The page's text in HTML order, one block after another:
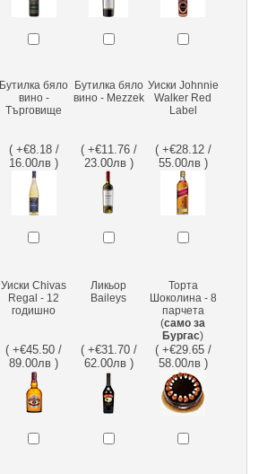
Бутилка бяло
вино -
Търговище
( +€8.18 /
16.00лв )
Бутилка бяло
вино - Mezzek
( +€11.76 /
23.00лв )
Уиски Johnnie
Walker Red
Label
( +€28.12 /
55.00лв )
Уиски Chivas
Regal - 12
годишно
( +€45.50 /
89.00лв )
Ликьор
Baileys
( +€31.70 /
62.00лв )
Торта
Шоколина - 8
парчета
(само за
Бургас)
( +€29.65 /
58.00лв )